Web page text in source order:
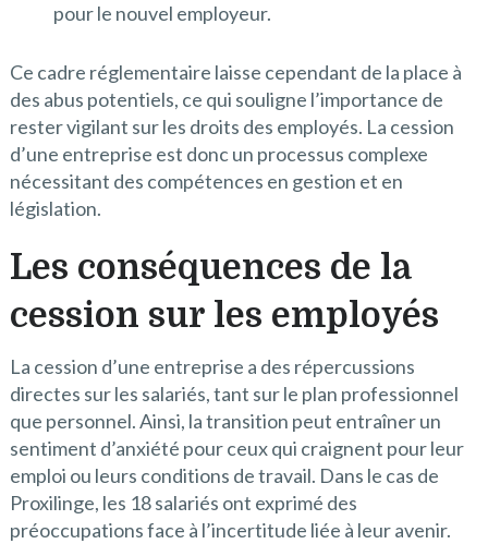
pour le nouvel employeur.
Ce cadre réglementaire laisse cependant de la place à
des abus potentiels, ce qui souligne l’importance de
rester vigilant sur les droits des employés. La cession
d’une entreprise est donc un processus complexe
nécessitant des compétences en gestion et en
législation.
Les conséquences de la
cession sur les employés
La cession d’une entreprise a des répercussions
directes sur les salariés, tant sur le plan professionnel
que personnel. Ainsi, la transition peut entraîner un
sentiment d’anxiété pour ceux qui craignent pour leur
emploi ou leurs conditions de travail. Dans le cas de
Proxilinge, les 18 salariés ont exprimé des
préoccupations face à l’incertitude liée à leur avenir.